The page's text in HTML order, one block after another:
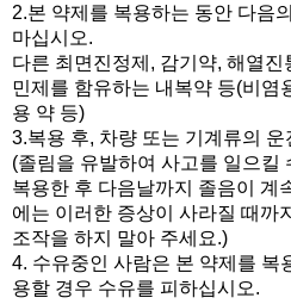
2.본 약제를 복용하는 동안 다음
마십시오.
다른 최면진정제, 감기약, 해열
민제를 함유하는 내복약 등(비염
용 약 등)
3.복용 후, 차량 또는 기계류의
(졸림을 유발하여 사고를 일으킬
복용한 후 다음날까지 졸음이 계
에는 이러한 증상이 사라질 때까
조작을 하지 말아 주세요.)
4. 수유중인 사람은 본 약제를 복
용할 경우 수유를 피하십시오.